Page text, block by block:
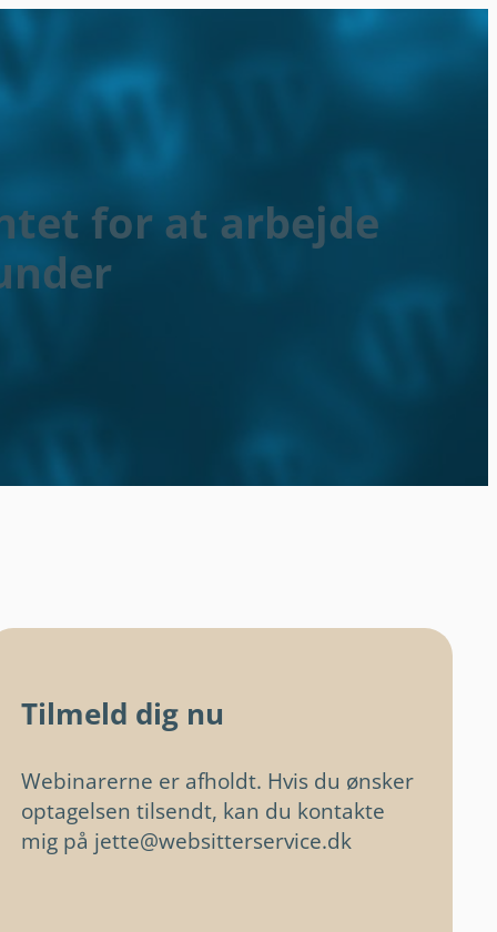
for at arbejde
Tilmeld dig nu
Webinarerne er afholdt. Hvis du ønsker
optagelsen tilsendt, kan du kontakte
mig på jette@websitterservice.dk